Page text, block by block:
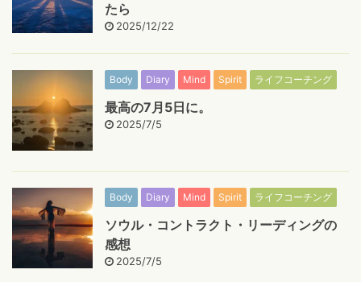
たら
2025/12/22
Body Diary Mind Spirit ライフコーチング
最高の7月5日に。
2025/7/5
Body Diary Mind Spirit ライフコーチング
ソウル・コントラクト・リーディングの
感想
2025/7/5